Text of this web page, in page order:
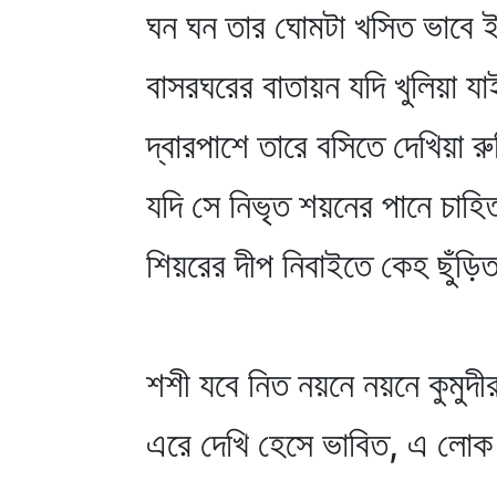
ঘন ঘন তার ঘোমটা খসিত ভাবে
বাসরঘরের বাতায়ন যদি খুলিয়া
দ্বারপাশে তারে বসিতে দেখিয়া
যদি সে নিভৃত শয়নের পানে
শিয়রের দীপ নিবাইতে কেহ
শশী যবে নিত নয়নে নয়নে
এরে দেখি হেসে ভাবিত, এ লোক